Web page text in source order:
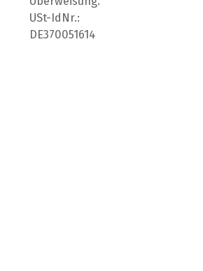
USt-IdNr.:
DE370051614